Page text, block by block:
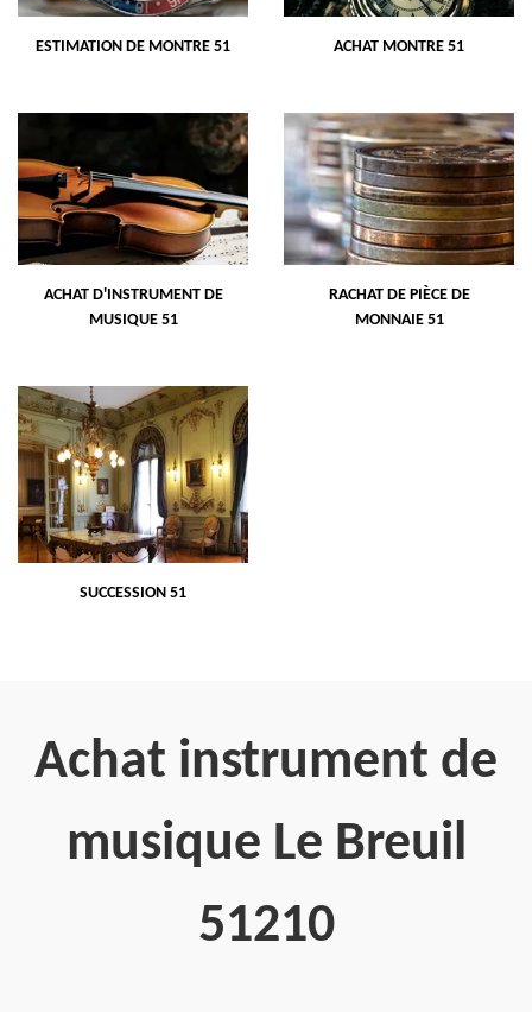
ESTIMATION DE MONTRE 51 ACHAT MONTRE 51
ACHAT D'INSTRUMENT DE
MUSIQUE 51
RACHAT DE PIÈCE DE
MONNAIE 51
SUCCESSION 51
Achat instrument de
musique Le Breuil
51210